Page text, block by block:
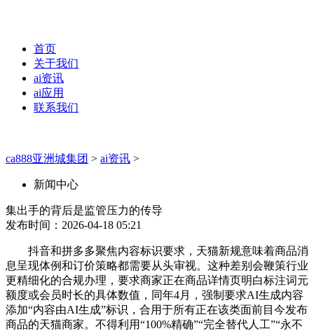
首页
关于我们
ai资讯
ai应用
联系我们
ca888亚洲城集团 > ai资讯 >
新闻中心
集出手的背后是监管压力的传导
发布时间：2026-04-18 05:21
抖音和拼多多聚焦内容标识要求，天猫新规意味着商品消
息呈现体例和订价策略都需要从头审视。这种差别会鞭策行业
更精细化的合规办理，要求商家正在商品详情页明白标注词元
额度或会员时长的具体数值，同年4月，强制要求AI生成内容
添加“内容由AI生成”标识，合用于所有正在该类面前目今发布
商品的天猫商家。不得利用“100%精确”“完全替代人工”“永不